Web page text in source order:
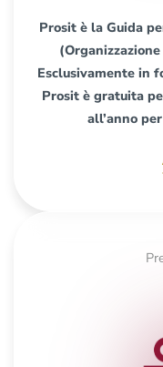
Prosit è la Guida
Esclusivamente in
Prosit è gratuita
all’anno